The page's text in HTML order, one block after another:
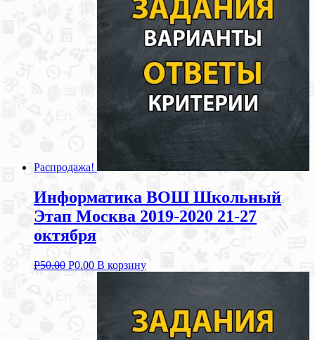
Распродажа!
Информатика ВОШ Школьный
Этап Москва 2019-2020 21-27
октября
Р50.00 Р0.00 В корзину